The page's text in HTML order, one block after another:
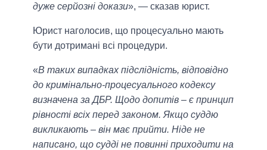
дуже серйозні докази», — сказав юрист.
Юрист наголосив, що процесуально мають
бути дотримані всі процедури.
«В таких випадках підслідність, відповідно
до кримінально-процесуального кодексу
визначена за ДБР. Щодо допитів – є принцип
рівності всіх перед законом. Якщо суддю
викликають – він має прийти. Ніде не
написано, що судді не повинні приходити на